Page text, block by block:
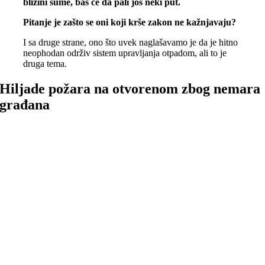
blizini šume, baš će da pali još neki put.
Pitanje je zašto se oni koji krše zakon ne kažnjavaju?
I sa druge strane, ono što uvek naglašavamo je da je hitno
neophodan održiv sistem upravljanja otpadom, ali to je
druga tema.
Hiljade požara na otvorenom zbog nemara
građana